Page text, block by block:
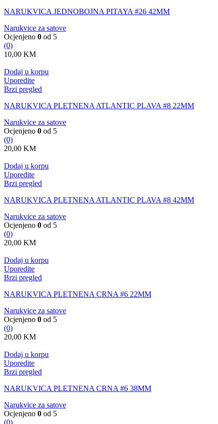
NARUKVICA JEDNOBOJNA PITAYA #26 42MM
Narukvice za satove
Ocjenjeno 0 od 5
(0)
10,00 KM
Dodaj u korpu
Uporedite
Brzi pregled
NARUKVICA PLETNENA ATLANTIC PLAVA #8 22MM
Narukvice za satove
Ocjenjeno 0 od 5
(0)
20,00 KM
Dodaj u korpu
Uporedite
Brzi pregled
NARUKVICA PLETNENA ATLANTIC PLAVA #8 42MM
Narukvice za satove
Ocjenjeno 0 od 5
(0)
20,00 KM
Dodaj u korpu
Uporedite
Brzi pregled
NARUKVICA PLETNENA CRNA #6 22MM
Narukvice za satove
Ocjenjeno 0 od 5
(0)
20,00 KM
Dodaj u korpu
Uporedite
Brzi pregled
NARUKVICA PLETNENA CRNA #6 38MM
Narukvice za satove
Ocjenjeno 0 od 5